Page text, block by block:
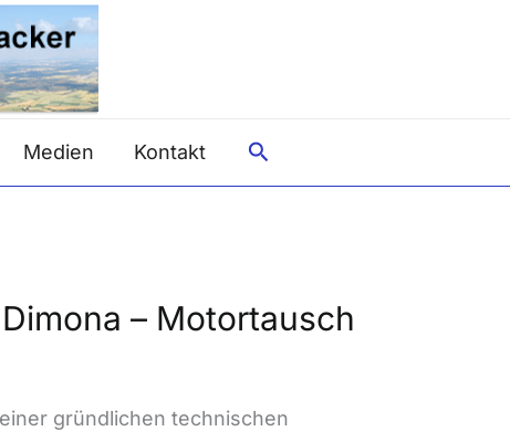
Medien Kontakt Suche
– Motortausch
gründlichen technischen